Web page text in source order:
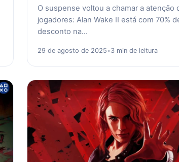
O suspense voltou a chamar a atenção
jogadores: Alan Wake II está com 70%
desconto na…
29 de agosto de 2025•3 min de leitura